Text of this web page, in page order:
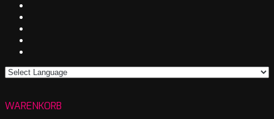
WARENKORB